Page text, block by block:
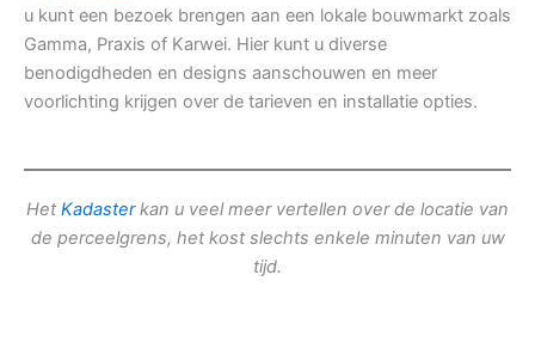
u kunt een bezoek brengen aan een lokale bouwmarkt zoals
Gamma, Praxis of Karwei. Hier kunt u diverse
benodigdheden en designs aanschouwen en meer
voorlichting krijgen over de tarieven en installatie opties.
Het Kadasterkan u veel meer vertellen over de locatie van
de perceelgrens, het kost slechts enkele minuten van uw
tijd.